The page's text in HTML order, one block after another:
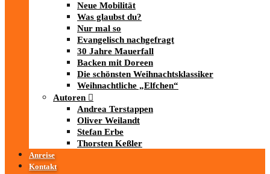
Neue Mobilität
Was glaubst du?
Nur mal so
Evangelisch nachgefragt
30 Jahre Mauerfall
Backen mit Doreen
Die schönsten Weihnachtsklassiker
Weihnachtliche „Elfchen“
Autoren
Andrea Terstappen
Oliver Weilandt
Stefan Erbe
Thorsten Keßler
Anreise
Kontakt